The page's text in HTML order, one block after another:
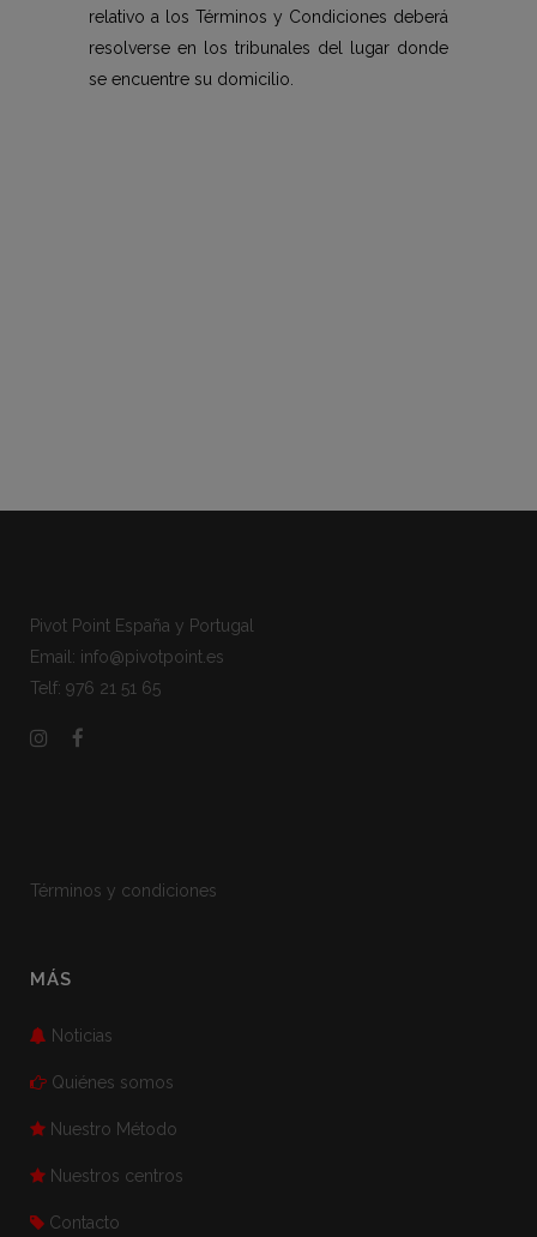
relativo a los Términos y Condiciones deberá
resolverse en los tribunales del lugar donde
se encuentre su domicilio.
Pivot Point España y Portugal
Email: info@pivotpoint.es
Telf: 976 21 51 65
Términos y condiciones
MÁS
Noticias
Quiénes somos
Nuestro Método
Nuestros centros
Contacto